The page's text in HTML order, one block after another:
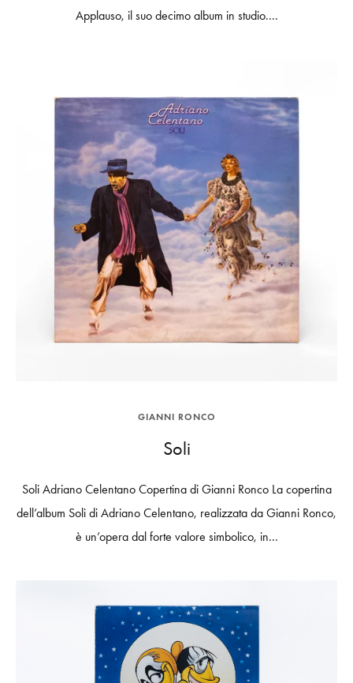
Applauso, il suo decimo album in studio....
GIANNI RONCO
Soli
Soli Adriano Celentano Copertina di Gianni Ronco La copertina
dell’album Soli di Adriano Celentano, realizzata da Gianni Ronco,
è un’opera dal forte valore simbolico, in...